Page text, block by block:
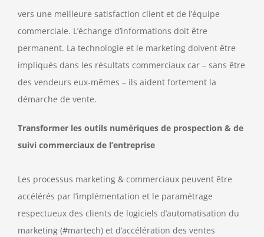
vers une meilleure satisfaction client et de l’équipe
commerciale. L’échange d’informations doit être
permanent. La technologie et le marketing doivent être
impliqués dans les résultats commerciaux car – sans être
des vendeurs eux-mêmes – ils aident fortement la
démarche de vente.
Transformer les outils numériques de prospection & de
suivi commerciaux de l’entreprise
Les processus marketing & commerciaux peuvent être
accélérés par l’implémentation et le paramétrage
respectueux des clients de logiciels d’automatisation du
marketing (#martech) et d’accélération des ventes